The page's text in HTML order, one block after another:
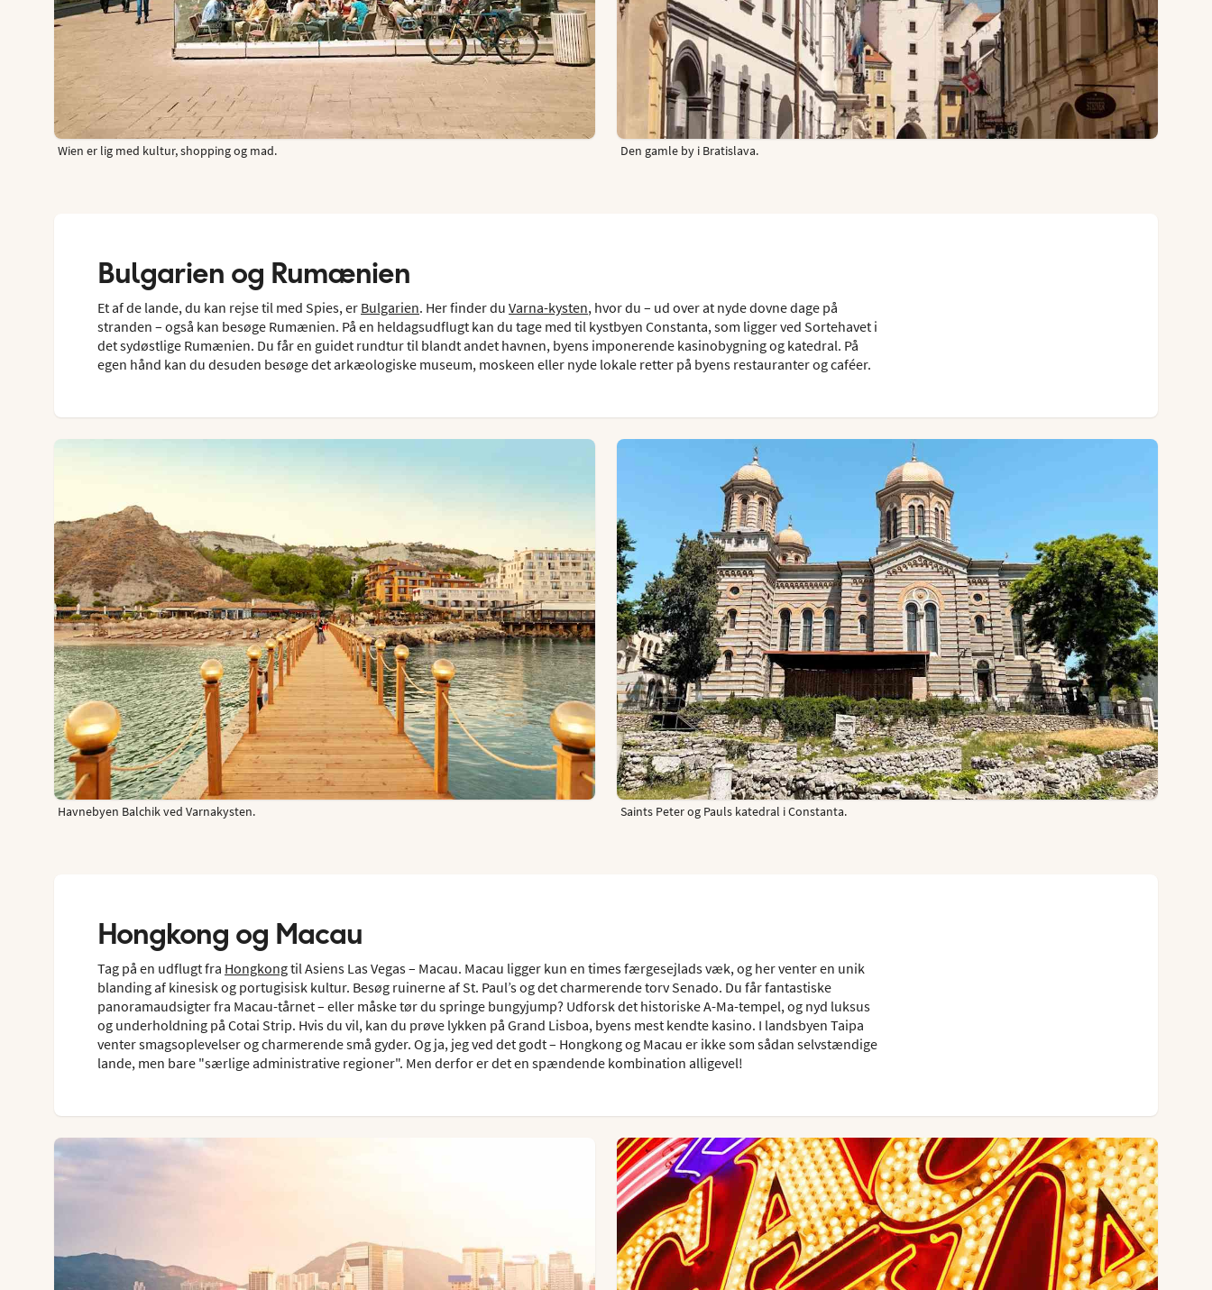
Wien er lig med kultur, shopping og mad. Den gamle by i Bratislava.
Bulgarien og Rumænien
Et af de lande, du kan rejse til med Spies, er Bulgarien. Her finder du Varna-kysten, hvor du – ud over at nyde dovne dage på
stranden – også kan besøge Rumænien. På en heldagsudflugt kan du tage med til kystbyen Constanta, som ligger ved Sortehavet i
det sydøstlige Rumænien. Du får en guidet rundtur til blandt andet havnen, byens imponerende kasinobygning og katedral. På
egen hånd kan du desuden besøge det arkæologiske museum, moskeen eller nyde lokale retter på byens restauranter og caféer.
Havnebyen Balchik ved Varnakysten. Saints Peter og Pauls katedral i Constanta.
Hongkong og Macau
Tag på en udflugt fra Hongkongtil Asiens Las Vegas – Macau. Macau ligger kun en times færgesejlads væk, og her venter en unik
blanding af kinesisk og portugisisk kultur. Besøg ruinerne af St. Paul’s og det charmerende torv Senado. Du får fantastiske
panoramaudsigter fra Macau-tårnet – eller måske tør du springe bungyjump? Udforsk det historiske A-Ma-tempel, og nyd luksus
og underholdning på Cotai Strip. Hvis du vil, kan du prøve lykken på Grand Lisboa, byens mest kendte kasino. I landsbyen Taipa
venter smagsoplevelser og charmerende små gyder. Og ja, jeg ved det godt – Hongkong og Macau er ikke som sådan selvstændige
lande, men bare "særlige administrative regioner". Men derfor er det en spændende kombination alligevel!